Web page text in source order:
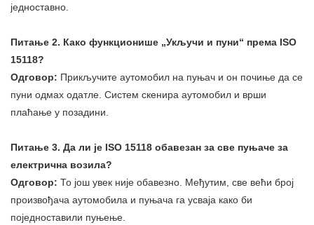
једноставно.
Питање 2. Како функционише „Укључи и пуни“ према ISO
15118?
Одговор: Прикључите аутомобил на пуњач и он почиње да се
пуни одмах одатле. Систем скенира аутомобил и врши
плаћање у позадини.
Питање 3. Да ли је ISO 15118 обавезан за све пуњаче за
електрична возила?
Одговор: То још увек није обавезно. Међутим, све већи број
произвођача аутомобила и пуњача га усваја како би
поједноставили пуњење.